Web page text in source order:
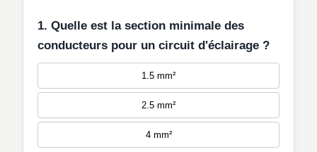
1. Quelle est la section minimale des
conducteurs pour un circuit d'éclairage ?
1.5 mm²
2.5 mm²
4 mm²